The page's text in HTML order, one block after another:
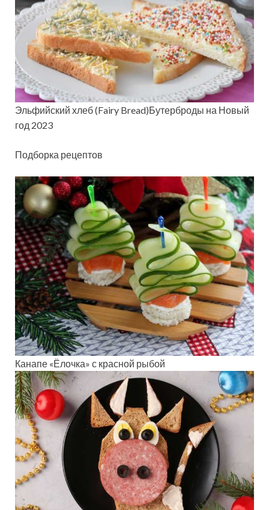
Эльфийский хлеб (Fairy Bread)Бутерброды на Новый
год 2023
Подборка рецептов
Канапе «Ёлочка» с красной рыбой